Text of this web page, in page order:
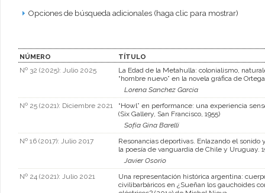
Opciones de búsqueda adicionales (haga clic para mostrar)
NÚMERO
TÍTULO
Nº 32 (2025): Julio 2025
La Edad de la Metahulla: colonialismo,
“hombre nuevo” en la novela gráfica de
Lorena Sanchez Garcia
Nº 25 (2021): Diciembre 2021
“Howl” en performance: una experiencia
(Six Gallery, San Francisco, 1955)
Sofía Gina Barelli
Nº 16 (2017): Julio 2017
Resonancias deportivas. Enlazando el sonido
la poesía de vanguardia de Chile y Uruguay.
Javier Osorio
Nº 24 (2021): Julio 2021
Una representación histórica argentina:
civilibarbáricos en ¿Sueñan los gauchoides